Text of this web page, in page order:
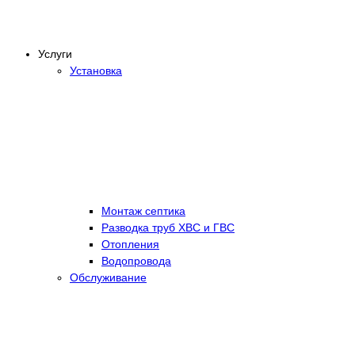
Услуги
Установка
Монтаж септика
Разводка труб ХВС и ГВС
Отопления
Водопровода
Обслуживание